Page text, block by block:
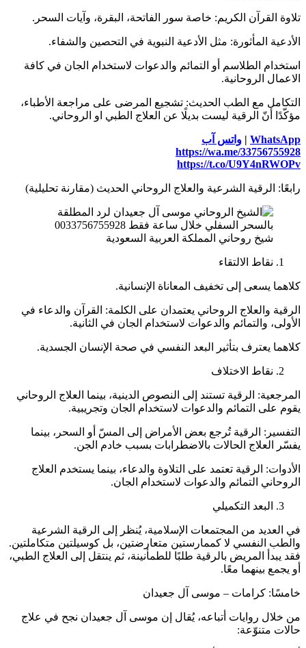
تلاوة القرآن الكريم: خاصة سور الفاتحة، البقرة، وآيات السحر.
الأدعية المأثورة: مثل الأدعية النبوية في التحصين والشفاء.
استخدام الطلاسم أو التمائم والدعوات لاستخدام الجان في كافة
الاعمال الروحانية.
التكامل مع الطب الحديث: تشجيع المرضى على مراجعة الأطباء،
مؤكّدًا أنّ الرقية ليست بديلًا عن العلاج الطبي او الروحاني.
WhatsApp
| واتس آب
https://wa.me/33756755928
https://t.co/U9Y4nRWOPv
رابعًا: الرقية الشرعية والعلاج الروحاني الحديث (مقارنة تحليلية)
شيخ روحاني المملكة العربية السعودية
نقاط الالتقاء
كلاهما يسعى إلى تخفيف المعاناة الإنسانية.
الرقية والعلاج الروحاني يعتمدان على الكلمة: القرآن والدعاء في
الأولى، والتمائم والدعوات لاستخدام الجان في الثانية.
كلاهما يعترف بتأثير البعد النفسي في صحة الإنسان الجسدية.
نقاط الاختلاف
المرجعية: الرقية تستند إلى النصوص الدينية، بينما العلاج الروحاني
يقوم على التمائم والدعوات لاستخدام الجان وتجريبية.
التفسير: الرقية تُرجع بعض الأمراض إلى المسّ أو السحر، بينما
يفسّر العلاج الحالات بالاضطرابات بسبب خادم الجن.
الأدوات: الرقية تعتمد على التلاوة والدعاء، بينما يستخدم العلاج
الروحاني التمائم والدعوات لاستخدام الجان.
البعد التكميلي
في العديد من المجتمعات الإسلامية، يُنظر إلى الرقية الشرعية
والطب النفسي لا كممارستين متعارضتين، بل كوسيلتين متكاملتين.
فقد يبدأ المريض بالرقية طلبًا للطمأنينة، ثم ينتقل إلى العلاج الطبي،
أو يجمع بينهما معًا.
خامسًا: كرامات – موسى آل جعيدان
من خلال روايات أتباعه، يُقال إن موسى آل جعيدان نجح في علاج
حالات متنوّعة: